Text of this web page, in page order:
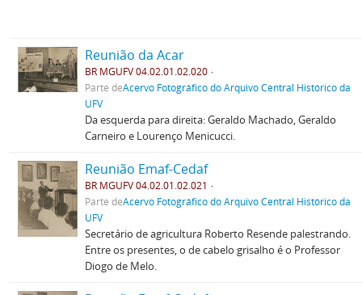
Reunião da Acar
BR MGUFV 04.02.01.02.020
Parte deAcervo Fotográfico do Arquivo Central Histórico da
UFV
Da esquerda para direita: Geraldo Machado, Geraldo
Carneiro e Lourenço Menicucci.
Reunião Emaf-Cedaf
BR MGUFV 04.02.01.02.021
Parte deAcervo Fotográfico do Arquivo Central Histórico da
UFV
Secretário de agricultura Roberto Resende palestrando.
Entre os presentes, o de cabelo grisalho é o Professor
Diogo de Melo.